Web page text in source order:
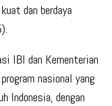
dan berdaya
IBI dan Kementerian
nasional yang
Indonesia, dengan